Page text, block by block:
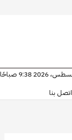
اتصل بنا